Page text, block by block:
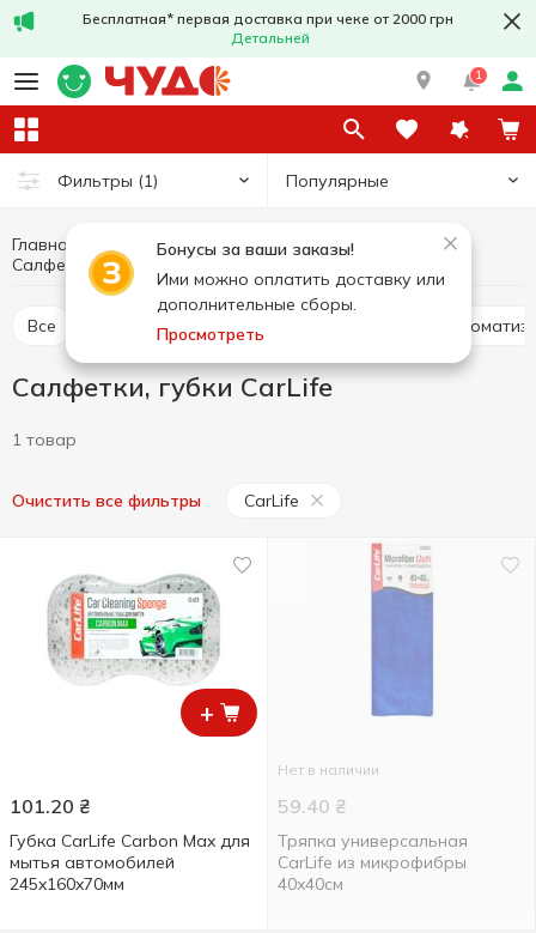
Бесплатная* первая доставка при чеке от 2000 грн
Детальней
1
Фильтры (1) Популярные
Бонусы за ваши заказы!
Ими можно оплатить доставку или
дополнительные сборы.
Просмотреть
Главная Хобби и отдых
Автотовары
Салфетки, губки
Салфетки, губки CarLife
Все Омыватели стекла
Салфетки, губки CarLife
1 товар
Очистить все фильтры CarLife
+
101.20 ₴
Губка CarLife Carbon Max для
мытья автомобилей
245x160x70мм
Нет в наличии
59.40 ₴
Тряпка универсальная
CarLife из микрофибры
40x40см